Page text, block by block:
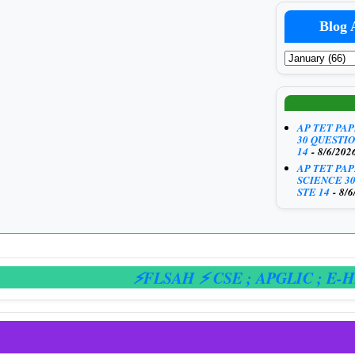
Blog
AP TET
30
14 - 8/6/
AP TET
SCIENCE
STE 14 - 8/
⚡FLSAH ⚡ CSE; APGLIC; E-HAZAR